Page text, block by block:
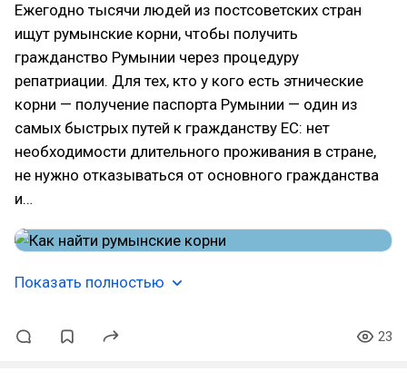
Ежегодно тысячи людей из постсоветских стран
ищут румынские корни, чтобы получить
гражданство Румынии через процедуру
репатриации. Для тех, кто у кого есть этнические
корни — получение паспорта Румынии — один из
самых быстрых путей к гражданству ЕС: нет
необходимости длительного проживания в стране,
не нужно отказываться от основного гражданства
и…
Показать полностью
23